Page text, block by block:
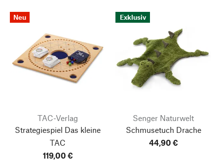
Neu
TAC-Verlag
Strategiespiel Das kleine
TAC
119,00 €
Exklusiv
Senger Naturwelt
Schmusetuch Drache
44,90 €